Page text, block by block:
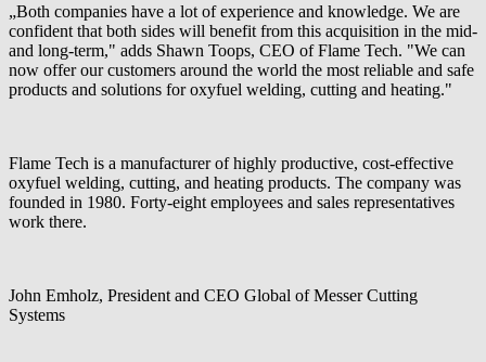
„Both companies have a lot of experience and knowledge. We are
confident that both sides will benefit from this acquisition in the mid-
and long-term," adds Shawn Toops, CEO of Flame Tech. "We can
now offer our customers around the world the most reliable and safe
products and solutions for oxyfuel welding, cutting and heating."
Flame Tech is a manufacturer of highly productive, cost-effective
oxyfuel welding, cutting, and heating products. The company was
founded in 1980. Forty-eight employees and sales representatives
work there.
John Emholz, President and CEO Global of Messer Cutting
Systems